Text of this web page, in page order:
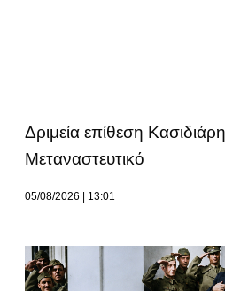
Δριμεία επίθεση
Μεταναστευτικό
05/08/2026 13:01